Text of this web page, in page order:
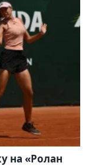
на «Ролан